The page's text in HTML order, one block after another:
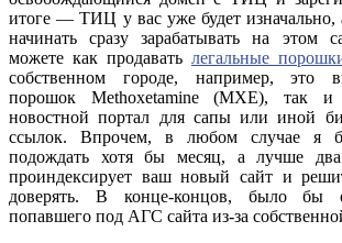
итоге — ТИЦ у вас уже будет
начинать сразу зарабатывать на этом
можете как продавать легальные
собственном городе, например, это
порошок Methoxetamine (MXE), так и
новостной портал для сапы или иной
ссылок. Впрочем, в любом случае я
подождать хотя бы месяц, а лучше
проиндексирует ваш новый сайт и
доверять. В конце-концов, было бы
попавшего под АГС сайта из-за